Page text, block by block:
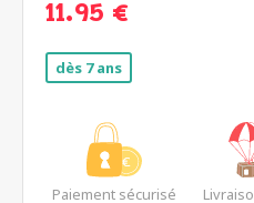
11.95 €
dès 7 ans
Paiement sécurisé